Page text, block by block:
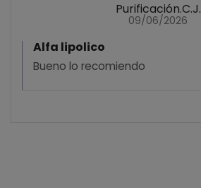
Purificación.C.J.
09/06/2026
Alfa lipolico
Bueno lo recomiendo